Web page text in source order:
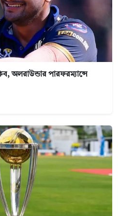
অলরাউন্ডার পারফরম্যান্সে